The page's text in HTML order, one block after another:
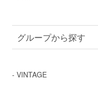
グループから探す
- VINTAGE